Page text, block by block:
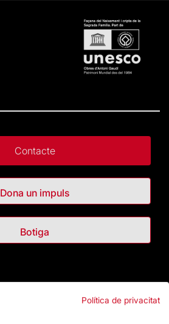
Contacte
Dona un impuls
Botiga
Política de privacitat